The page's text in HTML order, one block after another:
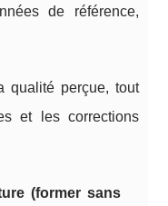
de référence,
qualité perçue, tout
et les corrections
(former sans